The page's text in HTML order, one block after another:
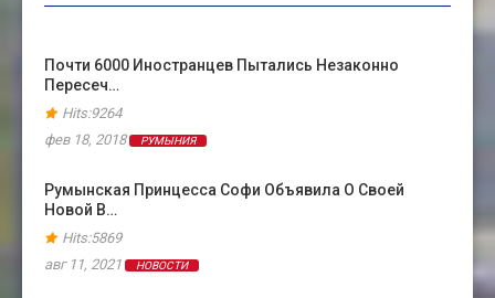
Почти 6000 Иностранцев Пытались Незаконно
Пересеч…
Hits:9264
фев 18, 2018
РУМЫНИЯ
Румынская Принцесса Софи Объявила О Своей
Новой В…
Hits:5869
авг 11, 2021
НОВОСТИ